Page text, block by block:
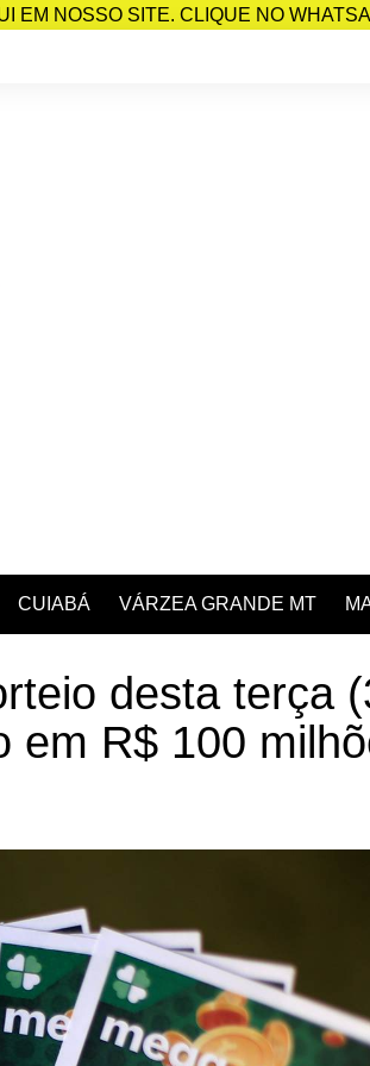
EM NOSSO SITE. CLIQUE NO
CUIABÁ VÁRZEA GRANDE MT
desta terça
em R$ 100